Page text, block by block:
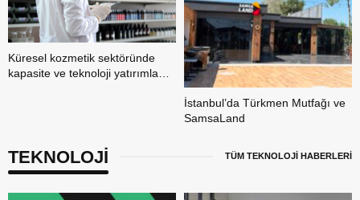
Küresel kozmetik sektöründe
kapasite ve teknoloji yatırımları
İstanbul’da Türkmen Mutfağı ve
SamsaLand
TEKNOLOJİ TÜM TEKNOLOJİ HABERLERİ